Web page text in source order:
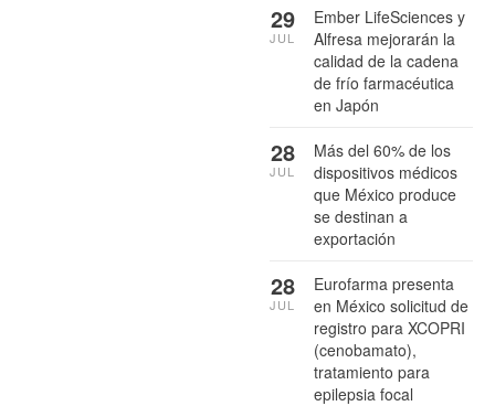
Ember LifeSciences y
Alfresa mejorarán la
calidad de la cadena
de frío farmacéutica
en Japón
29
JUL
Más del 60% de los
dispositivos médicos
que México produce
se destinan a
exportación
28
JUL
Eurofarma presenta
en México solicitud de
registro para XCOPRI
(cenobamato),
tratamiento para
epilepsia focal
28
JUL